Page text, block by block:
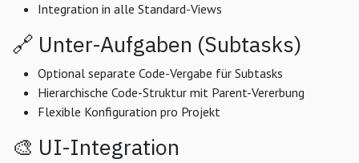
Integration in alle Standard-Views
🔗 Unter-Aufgaben (Subtasks)
Optional separate Code-Vergabe für Subtasks
Hierarchische Code-Struktur mit Parent-Vererbung
Flexible Konfiguration pro Projekt
🎨 UI-Integration